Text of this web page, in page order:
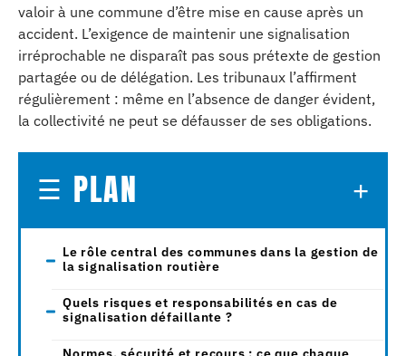
valoir à une commune d’être mise en cause après un
accident. L’exigence de maintenir une signalisation
irréprochable ne disparaît pas sous prétexte de gestion
partagée ou de délégation. Les tribunaux l’affirment
régulièrement : même en l’absence de danger évident,
la collectivité ne peut se défausser de ses obligations.
PLAN
Le rôle central des communes dans la gestion de
la signalisation routière
Quels risques et responsabilités en cas de
signalisation défaillante ?